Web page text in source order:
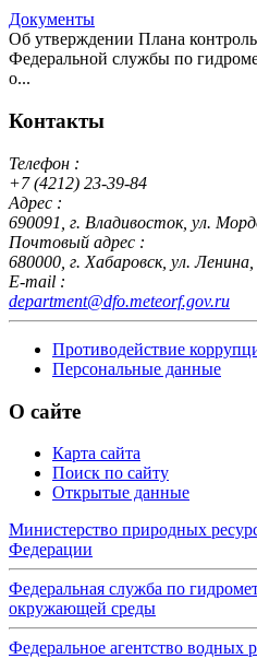
Документы
Об утверждении Плана
Федеральной службы по
о...
Контакты
Телефон :
+7 (4212) 23-39-84
Адрес :
690091, г. Владивосток, ул.
Почтовый адрес :
680000, г. Хабаровск, ул.
E-mail :
department@dfo.meteorf.gov.ru
Противодействие
Персональные данные
О сайте
Карта сайта
Поиск по сайту
Открытые данные
Министерство природных
Федерации
Федеральная служба по
окружающей среды
Федеральное агентство водных